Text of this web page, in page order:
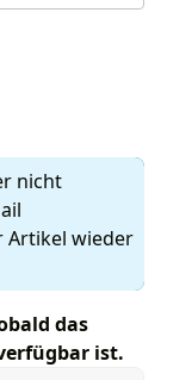
nicht
Artikel wieder
das
ist.